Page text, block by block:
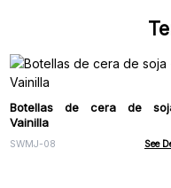
Botellas de cera de
Vainilla
SWMJ-08 See